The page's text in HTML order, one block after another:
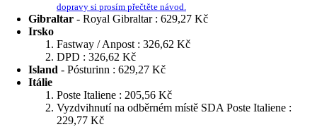
dopravy si prosím přečtěte návod.
Gibraltar - Royal Gibraltar : 629,27 Kč
Irsko
Fastway / Anpost : 326,62 Kč
DPD : 326,62 Kč
Island - Pósturinn : 629,27 Kč
Itálie
Poste Italiene : 205,56 Kč
Vyzdvihnutí na odběrném místě SDA Poste Italiene :
229,77 Kč